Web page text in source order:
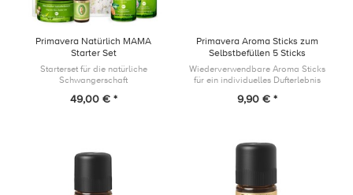
Primavera Natürlich MAMA
Starter Set
Starterset für die natürliche
Schwangerschaft
49,00 € *
Primavera Aroma Sticks zum
Selbstbefüllen 5 Sticks
Wiederverwendbare Aroma Sticks
für ein individuelles Dufterlebnis
9,90 € *